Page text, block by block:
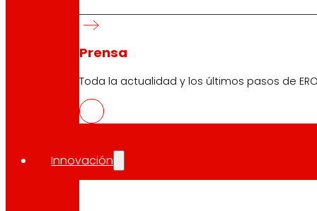
Prensa
Toda la actualidad y los últimos pasos de
Innovación